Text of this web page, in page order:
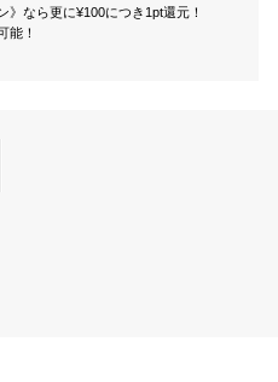
なら更に¥100につき1pt還元！
能！